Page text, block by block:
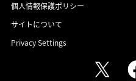
個人情報保護ポリシー
サイトについて
Privacy Settings